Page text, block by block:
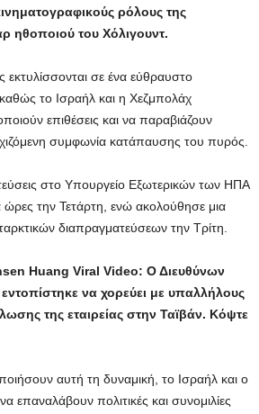
ρόλους της
ηθοποιού του Χόλιγουντ.
εκτυλίσσονται σε ένα εύθραυστο
το Ισραήλ και η Χεζμπολάχ
επιθέσεις και να παραβιάζουν
συμφωνία κατάπαυσης του πυρός.
στο Υπουργείο Εξωτερικών των ΗΠΑ
ώρες την Τετάρτη, ενώ ακολούθησε μια
διαπραγματεύσεων την Τρίτη.
Huang Viral Video: Ο Διευθύνων
να χορεύει με υπαλλήλους
της εταιρείας στην Ταϊβάν. Κόψτε
αυτή τη δυναμική, το Ισραήλ και ο
πολιτικές και συνομιλίες